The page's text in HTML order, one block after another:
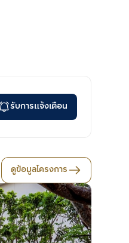
รับการแจ้งเตือน
ดูข้อมูลโครงการ